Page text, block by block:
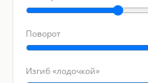
Поворот
Изгиб «лодочкой»